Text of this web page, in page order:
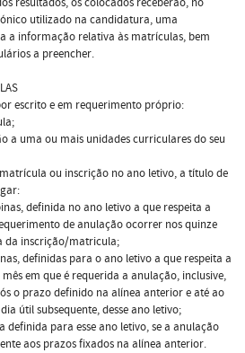
utilizado na candidatura, uma
a informação relativa às matrículas, bem
a preencher.
escrito e em requerimento próprio:
a uma ou mais unidades curriculares do seu
ou inscrição no ano letivo, a título de
definida no ano letivo a que respeita a
de anulação ocorrer nos quinze
da inscrição/matricula;
definidas para o ano letivo a que respeita a
em que é requerida a anulação, inclusive,
o prazo definido na alínea anterior e até ao
útil subsequente, desse ano letivo;
definida para esse ano letivo, se a anulação
aos prazos fixados na alínea anterior.